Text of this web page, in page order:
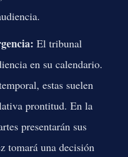
El tribunal
en su calendario.
estas suelen
prontitud. En la
presentarán sus
tomará una decisión